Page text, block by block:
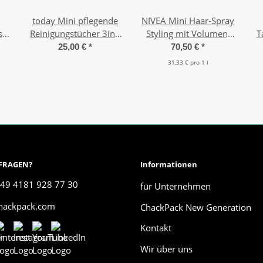
today Mini pflegende
Reinigungstücher 3in1
Make-Up Entferner (20
25,00 € *
NIVEA Mini Haar-Spray
Styling mit Volumen,
Kraft & Pflege (30 x 75
ml)
70,50 € *
31,33 € pro 1 l
4181 928 77 30
Informationen
für Unternehmen
ChackPack New Generation
Kontakt
Wir über uns